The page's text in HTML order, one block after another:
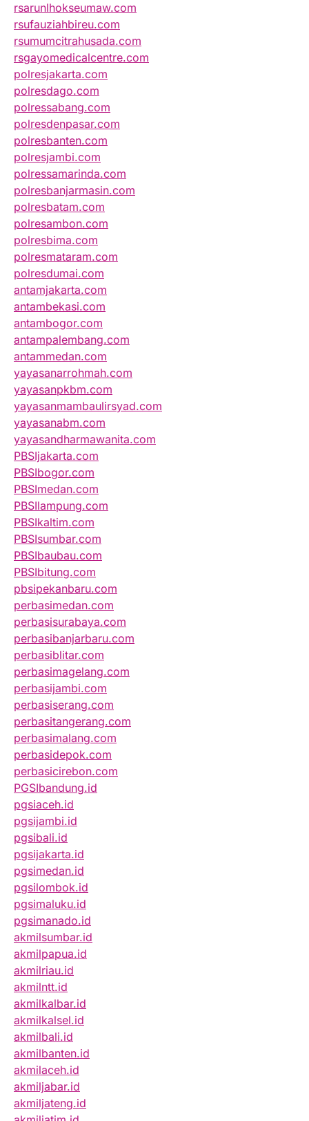
rsarunlhokseumaw.com
rsufauziahbireu.com
rsumumcitrahusada.com
rsgayomedicalcentre.com
polresjakarta.com
polresdago.com
polressabang.com
polresdenpasar.com
polresbanten.com
polresjambi.com
polressamarinda.com
polresbanjarmasin.com
polresbatam.com
polresambon.com
polresbima.com
polresmataram.com
polresdumai.com
antamjakarta.com
antambekasi.com
antambogor.com
antampalembang.com
antammedan.com
yayasanarrohmah.com
yayasanpkbm.com
yayasanmambaulirsyad.com
yayasanabm.com
yayasandharmawanita.com
PBSIjakarta.com
PBSIbogor.com
PBSImedan.com
PBSIlampung.com
PBSIkaltim.com
PBSIsumbar.com
PBSIbaubau.com
PBSIbitung.com
pbsipekanbaru.com
perbasimedan.com
perbasisurabaya.com
perbasibanjarbaru.com
perbasiblitar.com
perbasimagelang.com
perbasijambi.com
perbasiserang.com
perbasitangerang.com
perbasimalang.com
perbasidepok.com
perbasicirebon.com
PGSIbandung.id
pgsiaceh.id
pgsijambi.id
pgsibali.id
pgsijakarta.id
pgsimedan.id
pgsilombok.id
pgsimaluku.id
pgsimanado.id
akmilsumbar.id
akmilpapua.id
akmilriau.id
akmilntt.id
akmilkalbar.id
akmilkalsel.id
akmilbali.id
akmilbanten.id
akmilaceh.id
akmiljabar.id
akmiljateng.id